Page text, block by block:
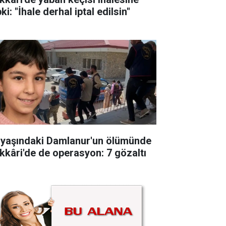
"İhale derhal iptal edilsin"
Damlanur'un ölümünde
de operasyon: 7 gözaltı